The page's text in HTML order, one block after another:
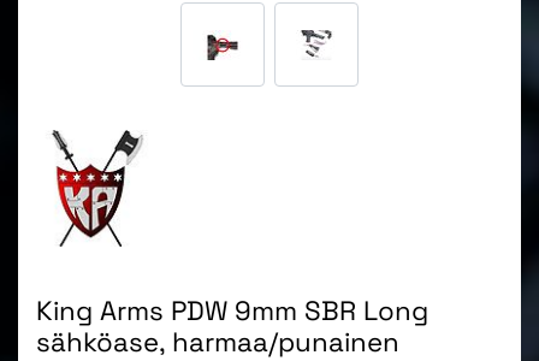
King Arms PDW 9mm SBR Long
sähköase, harmaa/punainen